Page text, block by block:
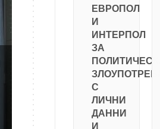
ЕВРОПОЛ
И
ИНТЕРПОЛ
ЗА
ПОЛИТИЧЕСКА
ЗЛОУПОТРЕБА
С
ЛИЧНИ
ДАННИ
И